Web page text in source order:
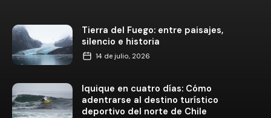
Tierra del Fuego: entre paisajes,
silencio e historia
14 de julio, 2026
Iquique en cuatro días: Cómo
adentrarse al destino turístico
deportivo del norte de Chile